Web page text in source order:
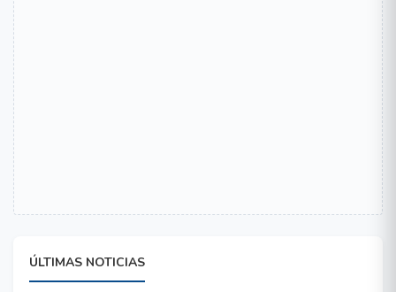
ÚLTIMAS NOTICIAS